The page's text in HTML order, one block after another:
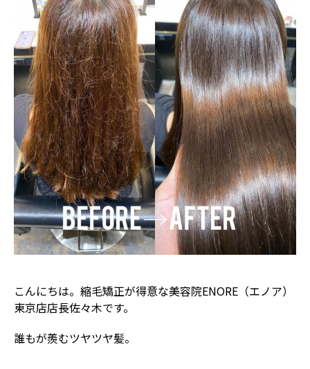
こんにちは。縮毛矯正が得意な美容院ENORE（エノア）
東京店店長佐々木です。
誰もが羨むツヤツヤ髪。